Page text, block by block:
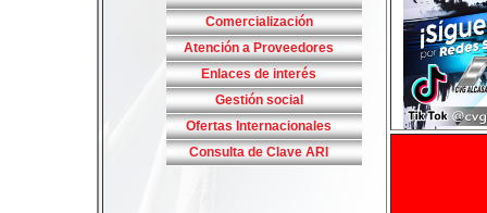
Comercialización
Atención a Proveedores
Enlaces de interés
Gestión social
Ofertas Internacionales
Consulta de Clave ARI